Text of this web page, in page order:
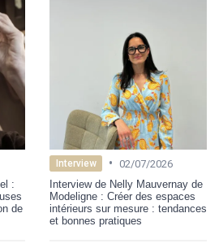
:
de
Interview • 02/07/2026
Interview de Nelly Mauvernay de
Modeligne : Créer des espaces
intérieurs sur mesure : tendances
et bonnes pratiques